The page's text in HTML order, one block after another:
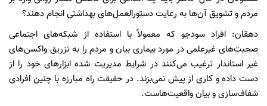
مردم و تشویق آن‌ها به رعایت دستورالعمل‌های بهداشتی انجام دهند؟
دهقان: افراد سودجو که معمولاً با استفاده از شبکه‌های اجتماعی
صحبت‌های غیرعلمی در مورد بیماری بیان و مردم را به تزریق واکسن‌های
غیر استاندار ترغیب می‌کنند در شرایط مدیریت شده ابزارهای خود را از
دست داده و کاری از پیش نمی‌بزند. در حقیقت راه مبارزه با چنین افرادی
شفاف‌سازی و بیان واقعیت‌هاست.